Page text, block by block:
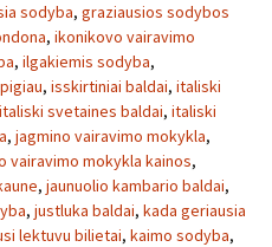
sodyba, graziausios sodybos
, ikonikovo vairavimo
, ilgakiemis sodyba,
, isskirtiniai baldai, italiski
italiski svetaines baldai, italiski
, jagmino vairavimo mokykla,
vairavimo mokykla kainos,
, jaunuolio kambario baldai,
, justluka baldai, kada geriausia
lektuvu bilietai, kaimo sodyba,